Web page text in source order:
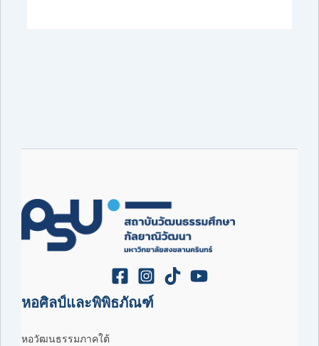
หอศิลป์และพิพิธภัณฑ์
หอวัฒนธรรมภาคใต้